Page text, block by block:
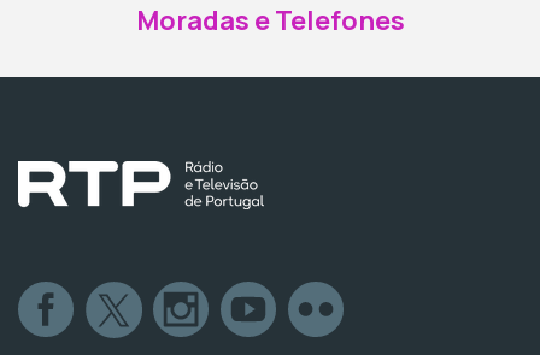
Moradas e Telefones